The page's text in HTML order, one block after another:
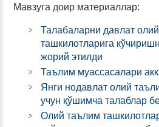
Мавзуга доир материаллар:
Талабаларни давлат
ташкилотларига
жорий этилди
Таълим муассасалари
Янги нодавлат олий
учун қўшимча талаблар
Олий таълим